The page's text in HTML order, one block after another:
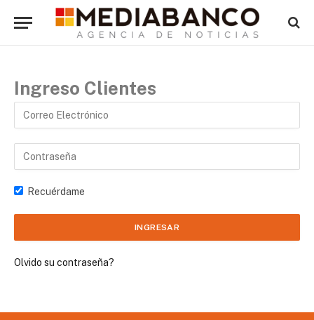
Ingreso Clientes
Recuérdame
Olvido su contraseña?